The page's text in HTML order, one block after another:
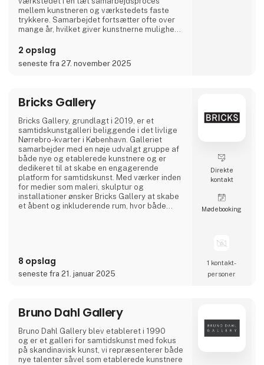
mellem kunstneren og værkstedets faste
trykkere. Samarbejdet fortsætter ofte over
mange år, hvilket giver kunstnerne mulighed
forskellige egenskaber. På værkstedet
anvendes dybtryksteknikker på kobberplader
samt fotogravure, træsnit, offsetlitografi og
kunstmesser, heriblandt Ar
2 opslag
seneste fra 27. november 2025
Bricks Gallery
Bricks Gallery, grundlagt i 2019, er et
samtidskunstgalleri beliggende i det livlige
Nørrebro-kvarter i København. Galleriet
samarbejder med en nøje udvalgt gruppe af
både nye og etablerede kunstnere og er
dedikeret til at skabe en engagerende
platform for samtidskunst. Med værker inden
for medier som maleri, skulptur og
installationer ønsker Bricks Gallery at skabe
et åbent og inkluderende rum, hvor både
8 opslag
seneste fra 21. januar 2025
Direkte
kontakt
Møde­booking
1 kontakt­
personer
Bruno Dahl Gallery
Bruno Dahl Gallery blev etableret i 1990
og er et galleri for samtidskunst med fokus
på skandinavisk kunst, vi repræsenterer både
nye talenter såvel som etablerede kunstnere